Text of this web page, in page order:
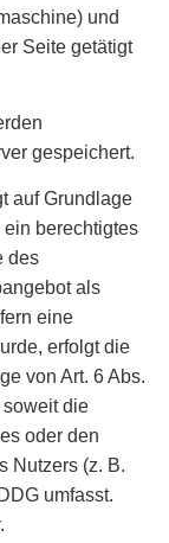
und
Seite getätigt
gespeichert.
auf Grundlage
ein berechtigtes
des
als
eine
erfolgt die
von Art. 6 Abs.
soweit die
oder den
Nutzers (z. B.
umfasst.